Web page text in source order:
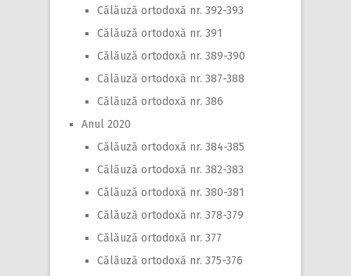
Călăuză ortodoxă nr. 392-393
Călăuză ortodoxă nr. 391
Călăuză ortodoxă nr. 389-390
Călăuză ortodoxă nr. 387-388
Călăuză ortodoxă nr. 386
Anul 2020
Călăuză ortodoxă nr. 384-385
Călăuză ortodoxă nr. 382-383
Călăuză ortodoxă nr. 380-381
Călăuză ortodoxă nr. 378-379
Călăuză ortodoxă nr. 377
Călăuză ortodoxă nr. 375-376